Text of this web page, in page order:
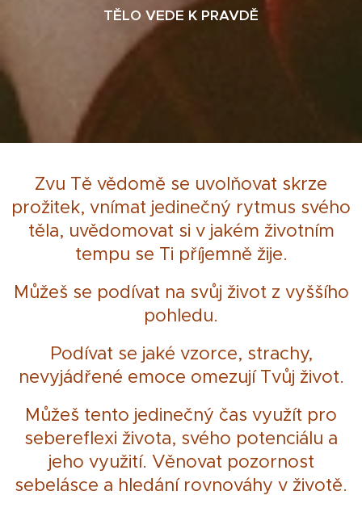
TĚLO VEDE K PRAVDĚ
Zvu Tě vědomě se uvolňovat skrze
prožitek, vnímat jedinečný rytmus svého
těla, uvědomovat si v jakém životním
tempu se Ti příjemně žije.
Můžeš se podívat na svůj život z vyššího
pohledu.
Podívat se jaké vzorce, strachy,
nevyjádřené emoce omezují Tvůj život.
Můžeš tento jedinečný čas využít pro
sebereflexi života, svého potenciálu a
jeho využití. Věnovat pozornost
sebelásce a hledání rovnováhy v životě.